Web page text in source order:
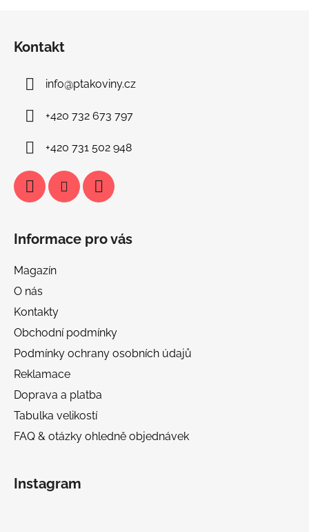
Kontakt
info@ptakoviny.cz
+420 732 673 797
+420 731 502 948
Informace pro vás
Magazín
O nás
Kontakty
Obchodní podmínky
Podmínky ochrany osobních údajů
Reklamace
Doprava a platba
Tabulka velikostí
FAQ & otázky ohledně objednávek
Instagram